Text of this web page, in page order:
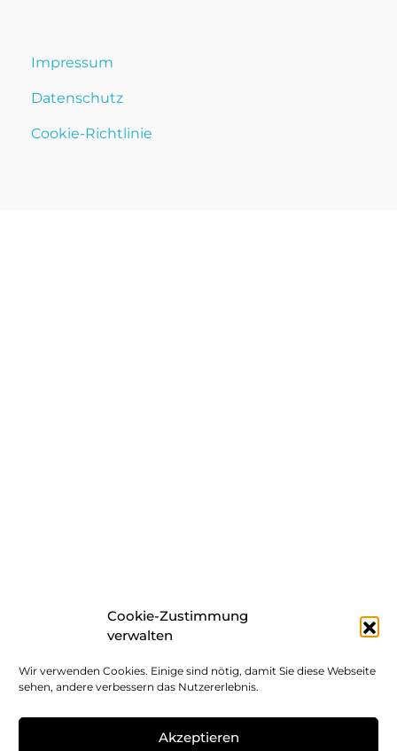
Cookie-Zustimmung
verwalten
Wir verwenden Cookies. Einige sind nötig, damit Sie diese Webseite
sehen, andere verbessern das Nutzererlebnis.
Akzeptieren
Impressum
Datenschutz
Cookie-Richtlinie